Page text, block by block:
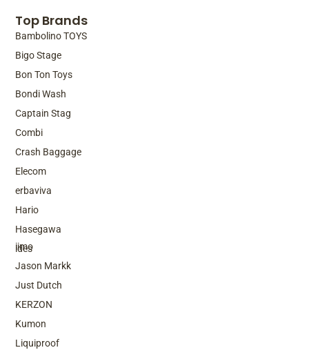
Top Brands
iimo
Jason Markk
Just Dutch
KERZON
Kumon
Liquiproof
Top Brands
Bambolino TOYS
Bigo Stage
Bon Ton Toys
Bondi Wash
Captain Stag
Combi
Crash Baggage
Elecom
erbaviva
Hario
Hasegawa
ides